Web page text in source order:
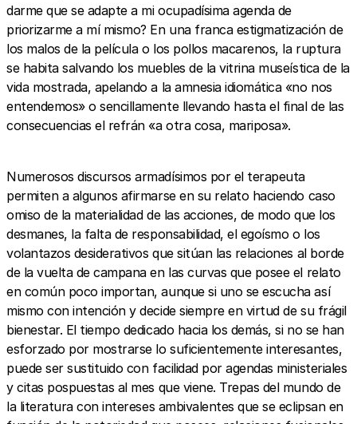
darme que se adapte a mi ocupadísima agenda de
priorizarme a mí mismo? En una franca estigmatización de
los malos de la película o los pollos macarenos, la ruptura
se habita salvando los muebles de la vitrina museística de la
vida mostrada, apelando a la amnesia idiomática «no nos
entendemos» o sencillamente llevando hasta el final de las
consecuencias el refrán «a otra cosa, mariposa».
Numerosos discursos armadísimos por el terapeuta
permiten a algunos afirmarse en su relato haciendo caso
omiso de la materialidad de las acciones, de modo que los
desmanes, la falta de responsabilidad, el egoísmo o los
volantazos desiderativos que sitúan las relaciones al borde
de la vuelta de campana en las curvas que posee el relato
en común poco importan, aunque si uno se escucha así
mismo con intención y decide siempre en virtud de su frágil
bienestar. El tiempo dedicado hacia los demás, si no se han
esforzado por mostrarse lo suficientemente interesantes,
puede ser sustituido con facilidad por agendas ministeriales
y citas pospuestas al mes que viene. Trepas del mundo de
la literatura con intereses ambivalentes que se eclipsan en